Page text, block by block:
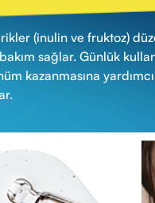
(inulin ve fruktoz)
sağlar. Günlük
kazanmasına